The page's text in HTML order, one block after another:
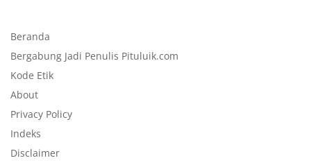
Beranda
Bergabung Jadi Penulis Pituluik.com
Kode Etik
About
Privacy Policy
Indeks
Disclaimer